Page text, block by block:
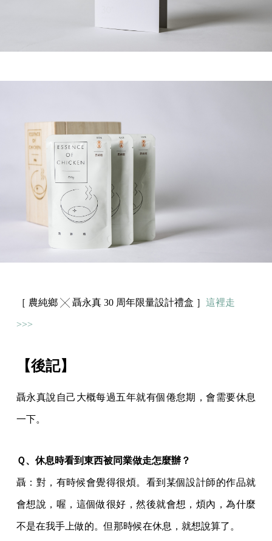
［ 農純鄉 ╳ 聶永真 30 周年限量設計禮盒 ］ 這裡走
>>>
【後記】
聶永真說自己大概每過五年就有個倦怠期，會需要休息
一下。
Ｑ、休息時看到東西被同業做走怎麼辦？
聶：對，有時候會覺得很煩。看到某個設計師的作品就
會想說，喔，這個做很好，然後就會想，煩內，為什麼
不是在我手上做的。但那時候在休息，就想說算了。